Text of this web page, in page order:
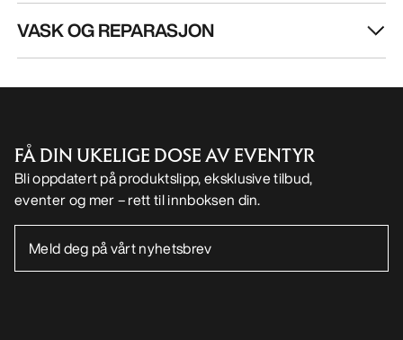
VASK OG REPARASJON
FÅ DIN UKELIGE DOSE AV EVENTYR
Bli oppdatert på produktslipp, eksklusive tilbud,
eventer og mer – rett til innboksen din.